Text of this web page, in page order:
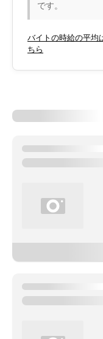
です。
バイトの時給の平均
ちら